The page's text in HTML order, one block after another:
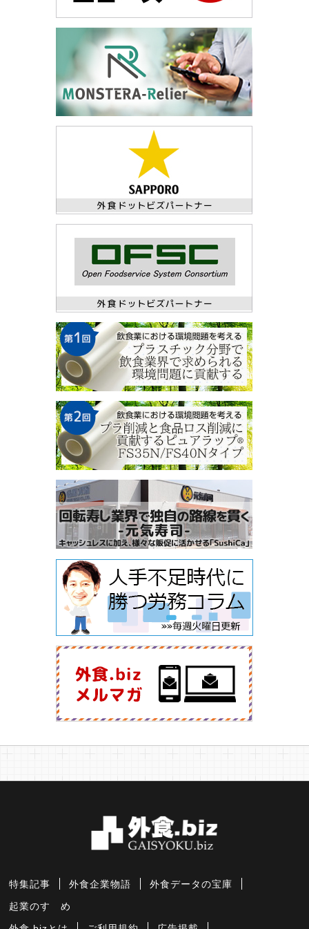
特集記事 外食企業物語 外食データの宝庫
起業のすゝめ